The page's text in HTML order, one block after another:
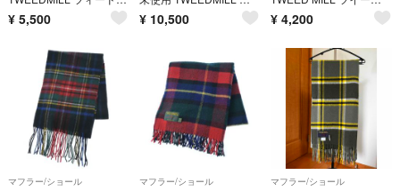
¥ 5,500 ¥ 10,500 ¥ 4,200
マフラー/ショール マフラー/ショール マフラー/ショール